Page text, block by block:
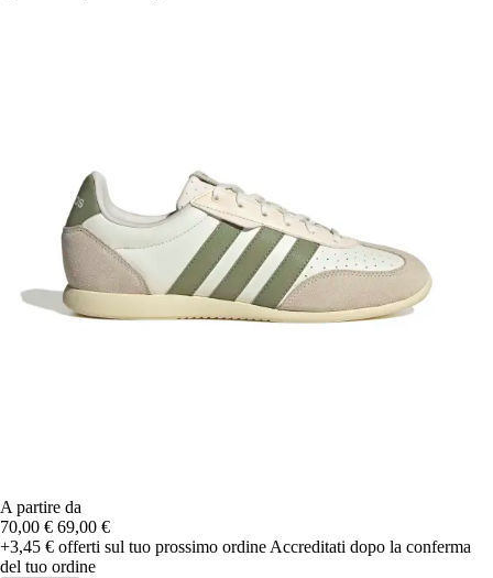
A partire da
70,00 € 69,00 €
+3,45 € offerti sul tuo prossimo ordine Accreditati dopo la conferma
del tuo ordine